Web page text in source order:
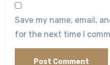
Save my name, email,
for the next time I